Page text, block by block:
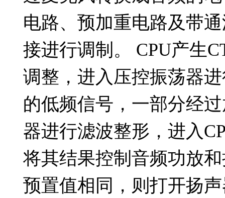
电路、预加重电路及带
接进行调制。 CPU产生
调整，进入压控振荡器
的低频信号，一部分经
器进行滤波整形，进入
将其结果控制音频功放
预置值相同，则打开扬